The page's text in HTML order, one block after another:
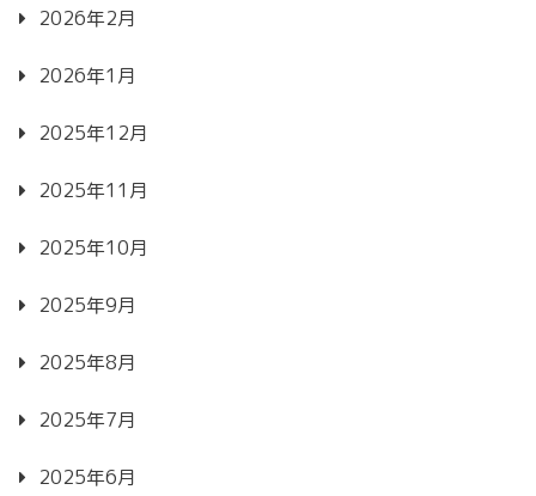
2026年2月
2026年1月
2025年12月
2025年11月
2025年10月
2025年9月
2025年8月
2025年7月
2025年6月